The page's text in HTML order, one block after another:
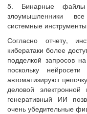
5. Бинарные
злоумышленники
системные
Согласно отчету,
кибератаки более
подделкой запросов
поскольку
автоматизируют
деловой
генеративный ИИ
очень убедительные